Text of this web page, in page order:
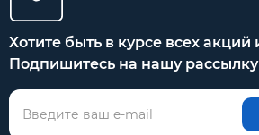
Хотите быть в курсе всех акций
Подпишитесь на нашу рассылку